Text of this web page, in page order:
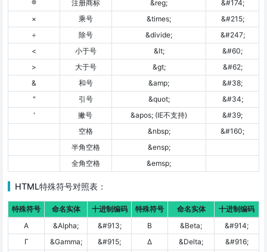
®
注册商标 &reg;
&#174;
×
乘号 &times;
&#215;
÷
除号 &divide;
&#247;
<
小于号 &lt;
&#60;
>
大于号 &gt;
&#62;
&
和号 &amp;
&#38;
"
引号 &quot;
&#34;
'
撇号 &apos; (IE不支持)
&#39;
空格
&nbsp;
&#160;
半角空格
&ensp;
全角空格
&emsp;
HTML特殊符号对照表：
特殊符号 命名实体 十进制编码 特殊符号 命名实体
十进制编码
Α
&Alpha; &#913; Β &Beta;
&#914;
Γ
&Gamma; &#915; Δ &Delta;
&#916;